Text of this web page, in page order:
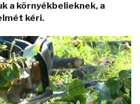
a környékbelieknek, a
kéri.